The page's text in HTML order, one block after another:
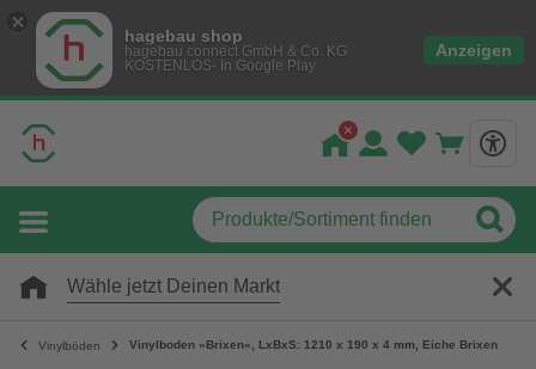
hagebau shop
hagebau connect GmbH & Co. KG
KOSTENLOS- In Google Play
Anzeigen
Wähle jetzt Deinen Markt
Vinylböden Vinylboden »Brixen«, LxBxS: 1210 x 190 x 4 mm, Eiche Brixen